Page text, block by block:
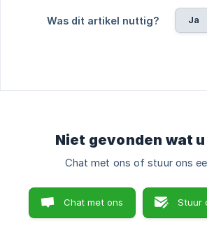
Was dit artikel nuttig? Ja
Niet gevonden wat
Chat met ons of stuur ons
Chat met ons Stuur